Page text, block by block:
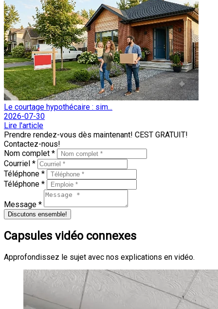
Le courtage hypothécaire : sim...
2026-07-30
Lire l'article
Prendre rendez-vous dès maintenant! CEST GRATUIT!
Contactez-nous!
Nom complet *
Courriel *
Téléphone *
Téléphone *
Message *
Discutons ensemble!
Capsules vidéo connexes
Approfondissez le sujet avec nos explications en vidéo.